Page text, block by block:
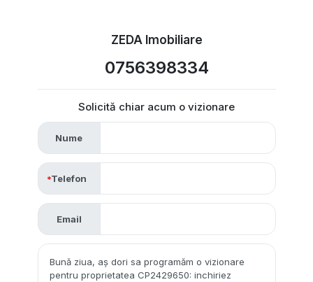
ZEDA Imobiliare
0756398334
Solicită chiar acum o vizionare
Nume
Telefon
Email